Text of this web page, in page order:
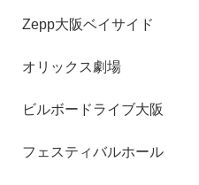
Zepp大阪ベイサイド
オリックス劇場
ビルボードライブ大阪
フェスティバルホール